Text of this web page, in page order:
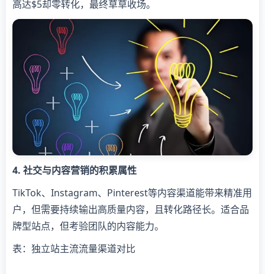
高达$5却零转化，最终草草收场。
​4. 社交与内容营销的积累属性​
TikTok、Instagram、Pinterest等内容渠道能带来精准用
户，但需要持续输出高质量内容，且转化路径长。适合品
牌型站点，但考验团队的内容能力。
表：独立站主流流量渠道对比